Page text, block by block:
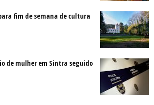
fim de semana de cultura
de mulher em Sintra seguido